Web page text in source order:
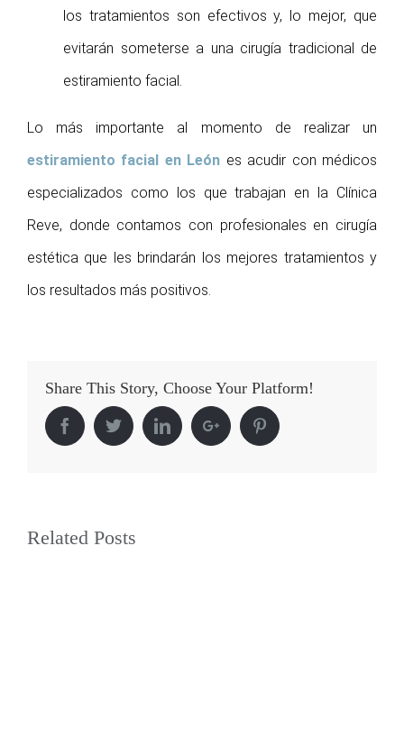
los tratamientos son efectivos y, lo mejor, que
evitarán someterse a una cirugía tradicional de
estiramiento facial.
Lo más importante al momento de realizar un
estiramiento facial en León es acudir con médicos
especializados como los que trabajan en la Clínica
Reve, donde contamos con profesionales en cirugía
estética que les brindarán los mejores tratamientos y
los resultados más positivos.
Share This Story, Choose Your Platform!
FacebookTwitterLinkedinGoogle+ Pinterest
Related Posts